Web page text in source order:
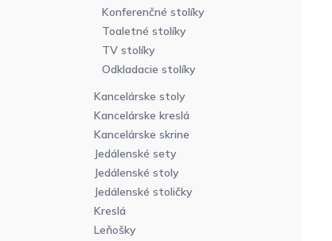
Konferenčné stolíky
Toaletné stolíky
TV stolíky
Odkladacie stolíky
Kancelárske stoly
Kancelárske kreslá
Kancelárske skrine
Jedálenské sety
Jedálenské stoly
Jedálenské stoličky
Kreslá
Leňošky